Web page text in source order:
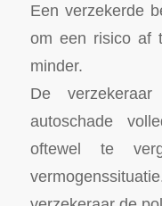
Een verzekerde
om een risico af
minder.
De
autoschade
oftewel te